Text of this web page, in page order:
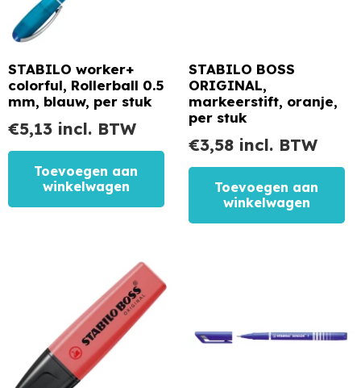
STABILO worker+
colorful, Rollerball 0.5
mm, blauw, per stuk
€5,13 incl. BTW
Toevoegen aan
winkelwagen
STABILO BOSS
ORIGINAL,
markeerstift, oranje,
per stuk
€3,58 incl. BTW
Toevoegen aan
winkelwagen